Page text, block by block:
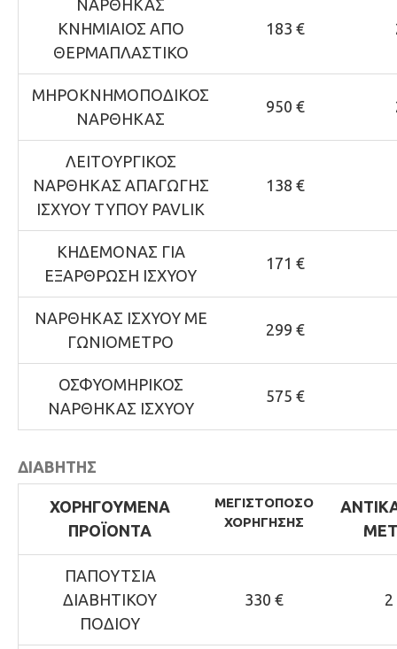
ΝΑΡΘΗΚΑΣ
ΚΝΗΜΙΑΙΟΣ ΑΠΟ
ΘΕΡΜΑΠΛΑΣΤΙΚΟ
183 €
ΜΗΡΟΚΝΗΜΟΠΟΔΙΚΟΣ
ΝΑΡΘΗΚΑΣ
950 €
ΛΕΙΤΟΥΡΓΙΚΟΣ
ΝΑΡΘΗΚΑΣ ΑΠΑΓΩΓΗΣ
ΙΣΧΥΟΥ ΤΥΠΟΥ PAVLIK
138 €
ΚΗΔΕΜΟΝΑΣ ΓΙΑ
ΕΞΑΡΘΡΩΣΗ ΙΣΧΥΟΥ
171 €
ΝΑΡΘΗΚΑΣ ΙΣΧΥΟΥ ΜΕ
ΓΩΝΙΟΜΕΤΡΟ
299 €
ΟΣΦΥΟΜΗΡΙΚΟΣ
ΝΑΡΘΗΚΑΣ ΙΣΧΥΟΥ
575 €
ΔΙΑΒΗΤΗΣ
ΧΟΡΗΓΟΥΜΕΝΑ
ΠΡΟΪΟΝΤΑ
ΜΕΓΙΣΤΟΠΟΣΟ
ΧΟΡΗΓΗΣΗΣ
ΠΑΠΟΥΤΣΙΑ
ΔΙΑΒΗΤΙΚΟΥ
ΠΟΔΙΟΥ
330 €